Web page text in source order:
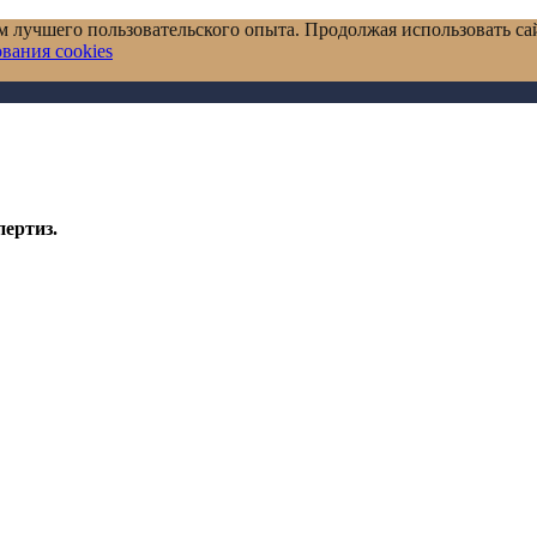
пользовательского опыта. Продолжая использовать
cookies